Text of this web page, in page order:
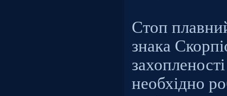
Стоп
знака
необхідно